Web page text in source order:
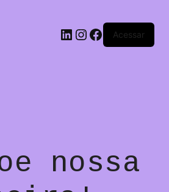
LinkedIn
Instagram
Facebook
Acessar
nossa